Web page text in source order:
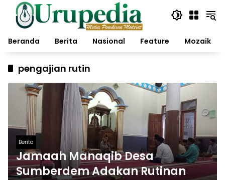
Langsung
konten
Beranda
Berita Nasional Feature Mozaik
pengajian rutin
Berita
Jamaah Manaqib Desa
Sumberdem Adakan Rutinan